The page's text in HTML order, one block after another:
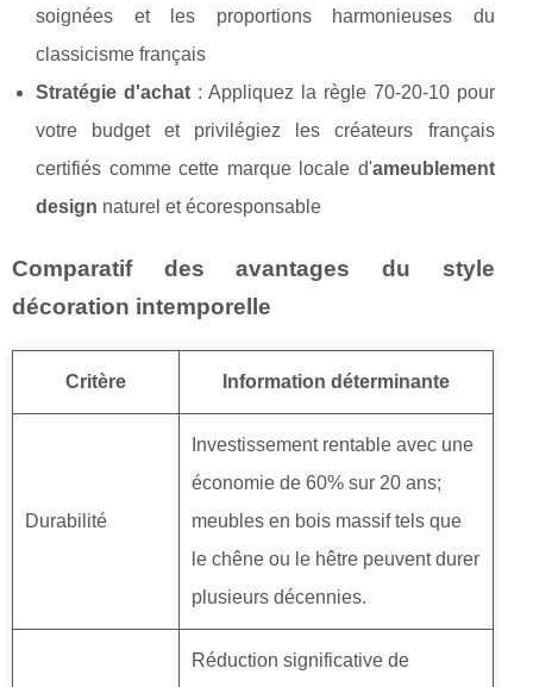
soignées et les proportions harmonieuses du
classicisme français
Stratégie d'achat: Appliquez la règle 70-20-10 pour
votre budget et privilégiez les créateurs français
certifiés comme cette marque locale d'ameublement
design naturel et écoresponsable
Comparatif des avantages du style
décoration intemporelle
Critère Information déterminante
Durabilité
Investissement rentable avec une
économie de 60% sur 20 ans;
meubles en bois massif tels que
le chêne ou le hêtre peuvent durer
plusieurs décennies.
Réduction significative de